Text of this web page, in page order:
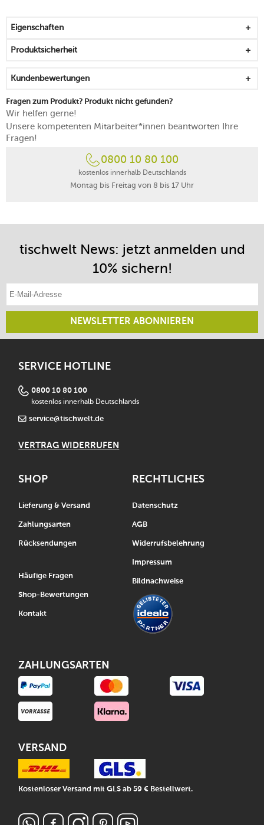
sicherer Stand durch einen rutschhemmenden Boden
ein Stoppknopf und der automatische Rücklauf
Seilzugs einfach einklappen
überschüssiges Wasser lässt sich über den Ausgießer
abgießen
für 4-6 Salatportionen geeignet
der integrierte Korb lässt sich leicht anheben und
zur Reinigung den Deckel abnehmen und diesen von
Hand reinigen
Schüssel, Korb und Kupplungsplatte sind
Eigenschaften
Produktsicherheit
Kundenbewertungen
Fragen zum Produkt? Produkt nicht gefunden?
Wir helfen gerne!
Unsere kompetenten Mitarbeiter*innen beantworten Ihre
Fragen!
0800 10 80 100
kostenlos innerhalb Deutschlands
Montag bis Freitag von 8 bis 17 Uhr
tischwelt News: jetzt anmelden und
10% sichern!
NEWSLETTER ABONNIEREN
SERVICE HOTLINE
0800 10 80 100
kostenlos innerhalb Deutschlands
service@tischwelt.de
VERTRAG WIDERRUFEN
SHOP
Lieferung & Versand
Zahlungsarten
Rücksendungen
Häufige Fragen
Shop-Bewertungen
Kontakt
RECHTLICHES
Datenschutz
AGB
Widerrufsbelehrung
Impressum
Bildnachweise
ZAHLUNGSARTEN
VERSAND
Kostenloser Versand mit GLS ab 59 € Bestellwert.